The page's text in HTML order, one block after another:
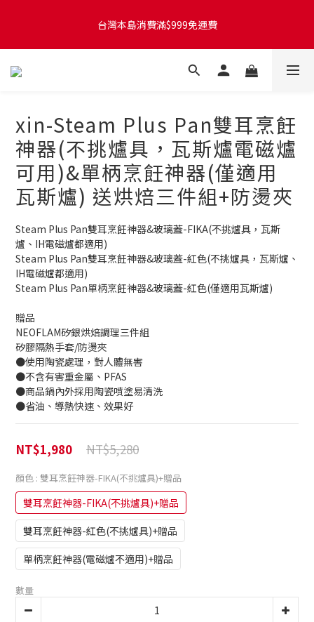
出貨
台灣本島消費滿$999免運費
台灣本島訂單將於付款完成後的下個工作天起，2~4個工作天完成
xin-Steam Plus Pan雙耳烹飪
神器(不挑爐具，瓦斯爐電磁爐
可用)&單柄烹飪神器(僅適用
瓦斯爐) 送烘焙三件組+防燙夾
Steam Plus Pan雙耳烹飪神器&玻璃蓋-FIKA(不挑爐具，瓦斯
爐、IH電磁爐都適用)
Steam Plus Pan雙耳烹飪神器&玻璃蓋-紅色(不挑爐具，瓦斯爐、
IH電磁爐都適用)
Steam Plus Pan單柄烹飪神器&玻璃蓋-紅色(僅適用瓦斯爐)
贈品
NEOFLAM矽銀烘焙調理三件組
矽膠隔熱手套/防燙夾
●使用陶瓷處理，對人體無害
●不含有害重金屬、PFAS
●商品鍋內外採用陶瓷噴塗易清洗
●省油、導熱快速、效果好
NT$5,280
NT$1,980
顏色 : 雙耳烹飪神器-FIKA(不挑爐具)+贈品
雙耳烹飪神器-FIKA(不挑爐具)+贈品
雙耳烹飪神器-紅色(不挑爐具)+贈品
單柄烹飪神器(電磁爐不適用)+贈品
數量